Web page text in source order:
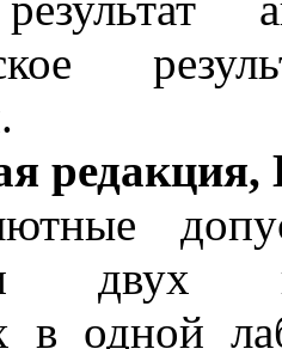
двух
в одной